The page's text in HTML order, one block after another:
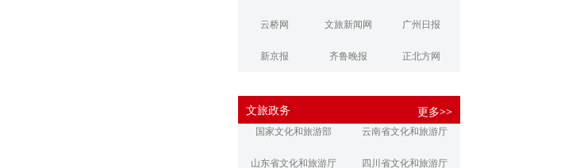
云桥网 文旅新闻网 广州日报
新京报 齐鲁晚报 正北方网
江南都市报 潇湘晨报
文旅政务 更多>>
国家文化和旅游部 云南省文化和旅游厅
山东省文化和旅游厅 四川省文化和旅游厅